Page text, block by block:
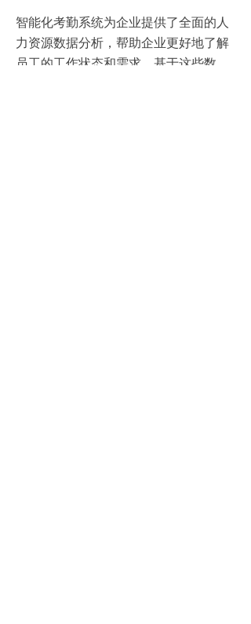
智能化考勤系统为企业提供了全面的人
力资源数据分析，帮助企业更好地了解
员工的工作状态和需求。基于这些数